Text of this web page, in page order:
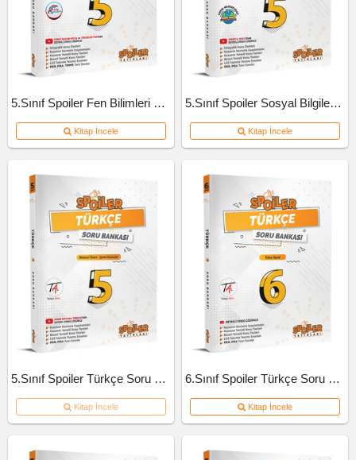
5.Sınıf Spoiler Fen Bilimleri Soru Bankası
Kitap İncele
5.Sınıf Spoiler Sosyal Bilgiler Soru Bankası
Kitap İncele
5.Sınıf Spoiler Türkçe Soru Bankası
Kitap İncele
6.Sınıf Spoiler Türkçe Soru Bankası
Kitap İncele